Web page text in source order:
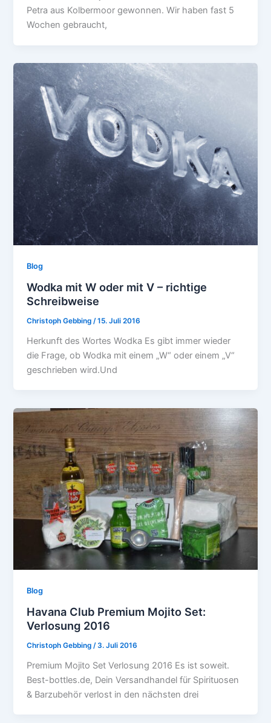
Petra aus Kolbermoor gewonnen. Wir haben fast 5
Wochen gebraucht,
Blog
Wodka mit W oder mit V – richtige
Schreibweise
Christoph Gebbing /15. Juli 2016
Herkunft des Wortes Wodka Es gibt immer wieder
die Frage, ob Wodka mit einem „W“ oder einem „V“
geschrieben wird.Und
Blog
Havana Club Premium Mojito Set:
Verlosung 2016
Christoph Gebbing /3. Juli 2016
Premium Mojito Set Verlosung 2016 Es ist soweit.
Best-bottles.de, Dein Versandhandel für Spirituosen
& Barzubehör verlost in den nächsten drei